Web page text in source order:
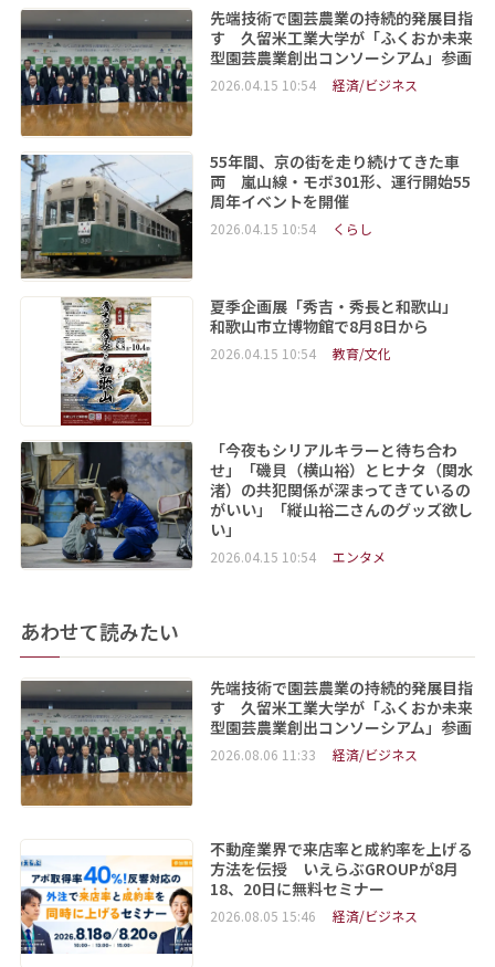
先端技術で園芸農業の持続的発展目指
す 久留米工業大学が「ふくおか未来
型園芸農業創出コンソーシアム」参画
2026.04.15 10:54 経済/ビジネス
55年間、京の街を走り続けてきた車
両 嵐山線・モボ301形、運行開始55
周年イベントを開催
2026.04.15 10:54 くらし
夏季企画展「秀吉・秀長と和歌山」
和歌山市立博物館で8月8日から
2026.04.15 10:54 教育/文化
「今夜もシリアルキラーと待ち合わ
せ」「磯貝（横山裕）とヒナタ（関水
渚）の共犯関係が深まってきているの
がいい」「縦山裕二さんのグッズ欲し
い」
2026.04.15 10:54 エンタメ
あわせて読みたい
先端技術で園芸農業の持続的発展目指
す 久留米工業大学が「ふくおか未来
型園芸農業創出コンソーシアム」参画
2026.08.06 11:33 経済/ビジネス
不動産業界で来店率と成約率を上げる
方法を伝授 いえらぶGROUPが8月
18、20日に無料セミナー
2026.08.05 15:46 経済/ビジネス